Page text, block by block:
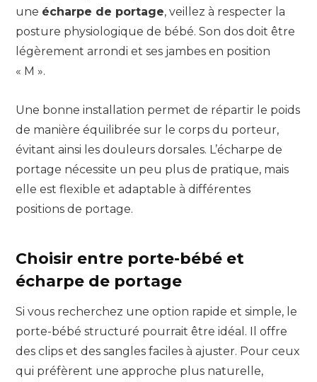
une écharpe de portage, veillez à respecter la
posture physiologique de bébé. Son dos doit être
légèrement arrondi et ses jambes en position
« M ».
Une bonne installation permet de répartir le poids
de manière équilibrée sur le corps du porteur,
évitant ainsi les douleurs dorsales. L’écharpe de
portage nécessite un peu plus de pratique, mais
elle est flexible et adaptable à différentes
positions de portage.
Choisir entre porte-bébé et
écharpe de portage
Si vous recherchez une option rapide et simple, le
porte-bébé structuré pourrait être idéal. Il offre
des clips et des sangles faciles à ajuster. Pour ceux
qui préfèrent une approche plus naturelle,